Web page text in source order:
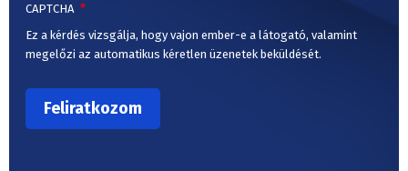
CAPTCHA
Ez a kérdés vizsgálja, hogy vajon ember-e a látogató, valamint
megelőzi az automatikus kéretlen üzenetek beküldését.